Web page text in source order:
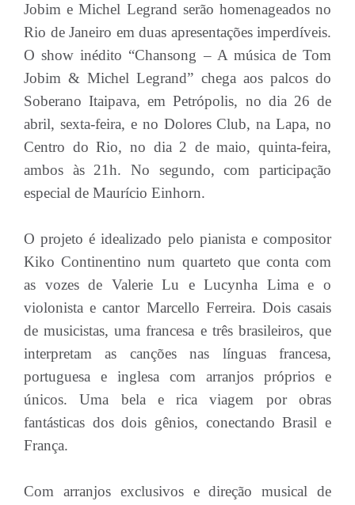
Jobim e Michel Legrand serão homenageados no
Rio de Janeiro em duas apresentações imperdíveis.
O show inédito “Chansong – A música de Tom
Jobim & Michel Legrand” chega aos palcos do
Soberano Itaipava, em Petrópolis, no dia 26 de
abril, sexta-feira, e no Dolores Club, na Lapa, no
Centro do Rio, no dia 2 de maio, quinta-feira,
ambos às 21h. No segundo, com participação
especial de Maurício Einhorn.
O projeto é idealizado pelo pianista e compositor
Kiko Continentino num quarteto que conta com
as vozes de Valerie Lu e Lucynha Lima e o
violonista e cantor Marcello Ferreira. Dois casais
de musicistas, uma francesa e três brasileiros, que
interpretam as canções nas línguas francesa,
portuguesa e inglesa com arranjos próprios e
únicos. Uma bela e rica viagem por obras
fantásticas dos dois gênios, conectando Brasil e
França.
Com arranjos exclusivos e direção musical de